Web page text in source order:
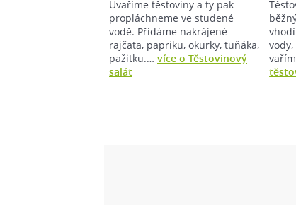
Uvaříme těstoviny a ty pak
propláchneme ve studené
vodě. Přidáme nakrájené
rajčata, papriku, okurky, tuňáka,
pažitku.… více o Těstovinový
salát